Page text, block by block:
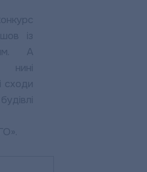
із
А
сходи